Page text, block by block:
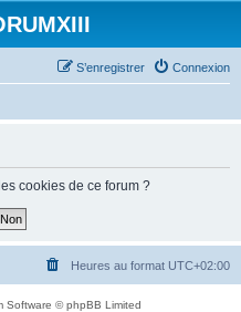
Connexion
S’enregistrer
cookies de ce forum ?
Heures au format UTC+02:00
Software © phpBB Limited